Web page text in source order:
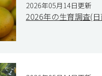
2026年05月14日更新
2026年の生育調査(